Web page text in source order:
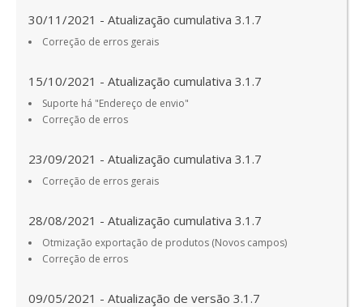
30/11/2021 - Atualização cumulativa 3.1.7
Correção de erros gerais
15/10/2021 - Atualização cumulativa 3.1.7
Suporte há "Endereço de envio"
Correção de erros
23/09/2021 - Atualização cumulativa 3.1.7
Correção de erros gerais
28/08/2021 - Atualização cumulativa 3.1.7
Otmização exportação de produtos (Novos campos)
Correção de erros
09/05/2021 - Atualização de versão 3.1.7